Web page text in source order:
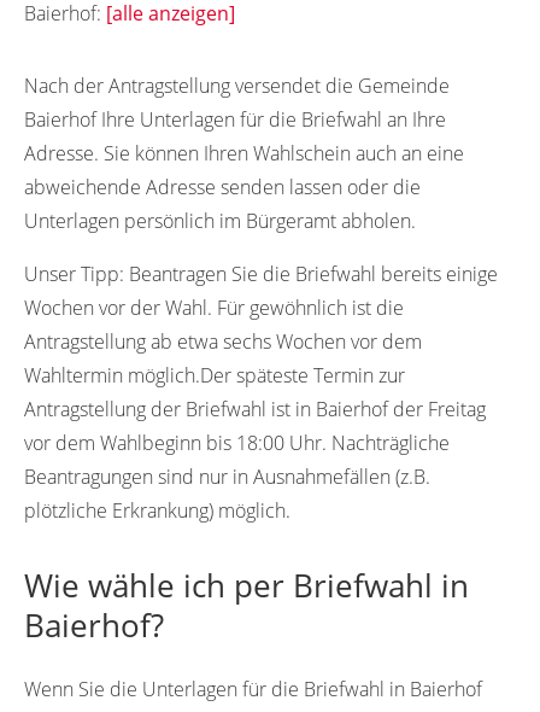
Baierhof: [alle anzeigen]
Nach der Antragstellung versendet die Gemeinde
Baierhof Ihre Unterlagen für die Briefwahl an Ihre
Adresse. Sie können Ihren Wahlschein auch an eine
abweichende Adresse senden lassen oder die
Unterlagen persönlich im Bürgeramt abholen.
Unser Tipp: Beantragen Sie die Briefwahl bereits einige
Wochen vor der Wahl. Für gewöhnlich ist die
Antragstellung ab etwa sechs Wochen vor dem
Wahltermin möglich.Der späteste Termin zur
Antragstellung der Briefwahl ist in Baierhof der Freitag
vor dem Wahlbeginn bis 18:00 Uhr. Nachträgliche
Beantragungen sind nur in Ausnahmefällen (z.B.
plötzliche Erkrankung) möglich.
Wie wähle ich per Briefwahl in
Baierhof?
Wenn Sie die Unterlagen für die Briefwahl in Baierhof